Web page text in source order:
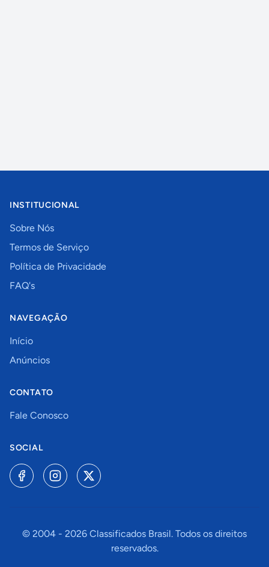
INSTITUCIONAL
Sobre Nós
Termos de Serviço
Política de Privacidade
FAQ's
NAVEGAÇÃO
Início
Anúncios
CONTATO
Fale Conosco
SOCIAL
© 2004 - 2026 Classificados Brasil. Todos os direitos
reservados.